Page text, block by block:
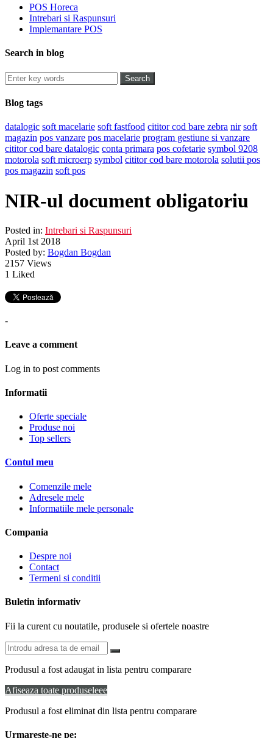
POS Horeca
Intrebari si Raspunsuri
Implemantare POS
Search in blog
Blog tags
datalogic soft macelarie soft fastfood cititor cod bare zebra nir soft
magazin pos vanzare pos macelarie program gestiune si vanzare
cititor cod bare datalogic conta primara pos cofetarie symbol 9208
motorola soft microerp symbol cititor cod bare motorola solutii pos
pos magazin soft pos
NIR-ul document obligatoriu
Posted in: Intrebari si Raspunsuri
April 1st 2018
Posted by: Bogdan Bogdan
2157 Views
1 Liked
-
Leave a comment
Log in to post comments
Informatii
Oferte speciale
Produse noi
Top sellers
Contul meu
Comenzile mele
Adresele mele
Informatiile mele personale
Compania
Despre noi
Contact
Termeni si conditii
Buletin informativ
Fii la curent cu noutatile, produsele si ofertele noastre
Produsul a fost adaugat in lista pentru comparare
Afiseaza toate produseleee
Produsul a fost eliminat din lista pentru comparare
Urmareste-ne pe: